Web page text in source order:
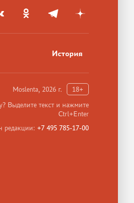
История
Moslenta, 2026 г.
18+
Выделите текст и нажмите
Ctrl+Enter
редакции: +7 495 785-17-00